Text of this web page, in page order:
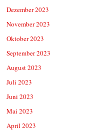
Dezember 2023
November 2023
Oktober 2023
September 2023
August 2023
Juli 2023
Juni 2023
Mai 2023
April 2023